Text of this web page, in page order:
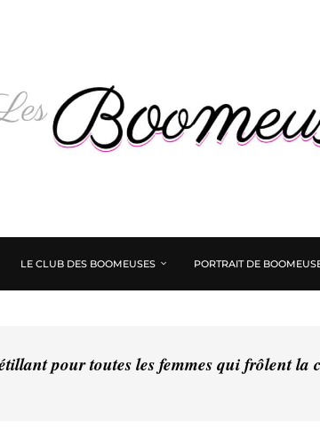
LE CLUB DES BOOMEUSES PORTRAIT DE
pour toutes les femmes qui frôlent